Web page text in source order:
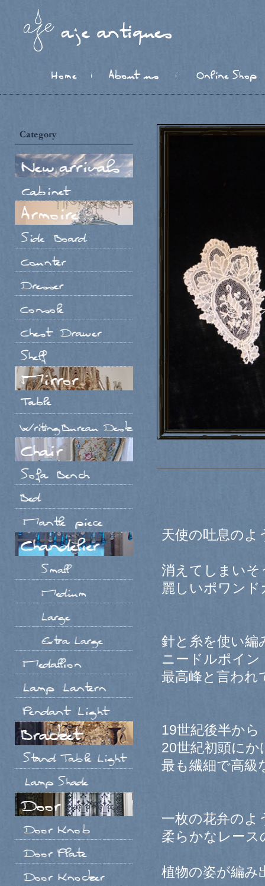
天使の吐息の
消えてしまいそ
麗しいポワン
針と糸を使い編
ニードルポイン
最高峰と言われ
19世紀後半から
20世紀初頭に
最も繊細で高級
一枚の花弁のよ
柔らかなレース
植物の姿が編み